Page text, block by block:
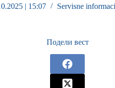
| 15:07 Servisne
Подели вест